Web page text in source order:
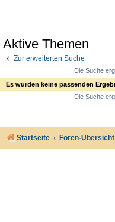
Aktive Themen
Zur erweiterten Suche
Die Suche
Es wurden keine passenden
Die Suche
Startseite Foren-Übersicht